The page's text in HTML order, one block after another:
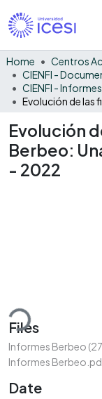
Home Centros
Evolución
Berbeo:
- 2022
Files
Informes Berbeo
Informes
Date